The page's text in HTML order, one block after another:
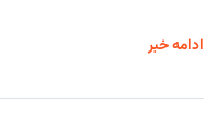
ادامه خبر